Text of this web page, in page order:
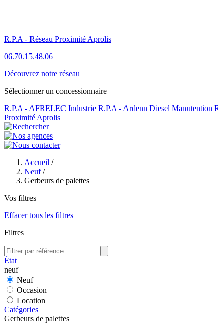
R.P.A - Réseau Proximité Aprolis
06.70.15.48.06
Découvrez notre réseau
Sélectionner un concessionnaire
R.P.A - AFRELEC Industrie R.P.A - Ardenn Diesel Manutention
Proximité Aprolis
Accueil /
Neuf /
Gerbeurs de palettes
Vos filtres
Effacer tous les filtres
Filtres
État
neuf
Neuf
Occasion
Location
Catégories
Gerbeurs de palettes